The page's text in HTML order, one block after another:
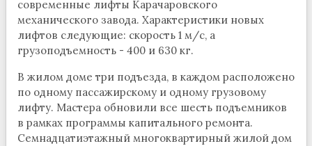
современные лифты Карачаровского
механического завода. Характеристики новых
лифтов следующие: скорость 1 м/с, а
грузоподъемность - 400 и 630 кг.
В жилом доме три подъезда, в каждом расположено
по одному пассажирскому и одному грузовому
лифту. Мастера обновили все шесть подъемников
в рамках программы капитального ремонта.
Семнадцатиэтажный многоквартирный жилой дом